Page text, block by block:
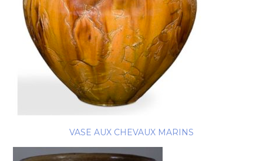
VASE AUX CHEVAUX MARINS